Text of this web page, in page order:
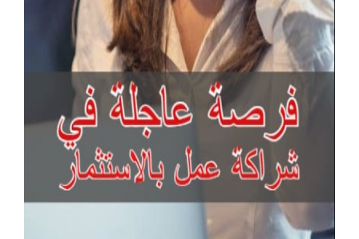
قهوجيات صبابات
قهوجي وصبابين قهوه
قهوجيين مباشرين
ارقام صبابين و قهوجين
صبابين و قهوجين ضيافه
مباشرات ضيافة
قهوجي
صبابين
مباشرين قهوة
قهوجيات
آخر الإعلانات